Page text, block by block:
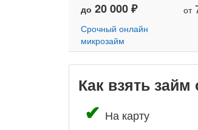
до 20 000 ₽
Срочный онлайн
микрозайм
от
Как взять
На карту